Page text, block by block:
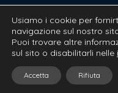
© 2017 Il villaggio di
by
Usiamo i cookie per
navigazione sul nostro
Puoi trovare altre
sul sito o disabilitarli nelle
Accetta Rifiuta